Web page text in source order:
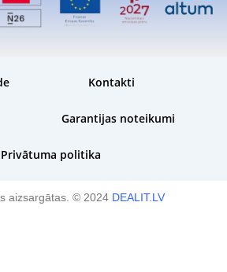
Kontakti
Garantijas noteikumi
Privātuma politika
aizsargātas. © 2024 DEALIT.LV